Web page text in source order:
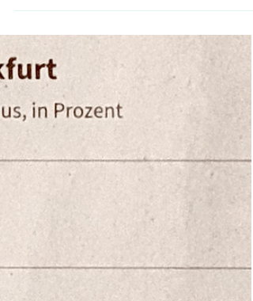
zur Millionenstadt. Viele Straßen sind
geworden. Der bau neuer Schienenwege
viel Zeit in Anspruch. Auf die
der Verkehrspolitik geben die Parteien vor der
Kommunalwahl am 15. März unterschiedliche
Antworten. Anwohner freuen sich über weniger
Autoverkehr, Geschäftsleute klagen über
sinkende Umsätze: An der Fahrradstraße
Grüneburgweg zeigen sich die Gegensä